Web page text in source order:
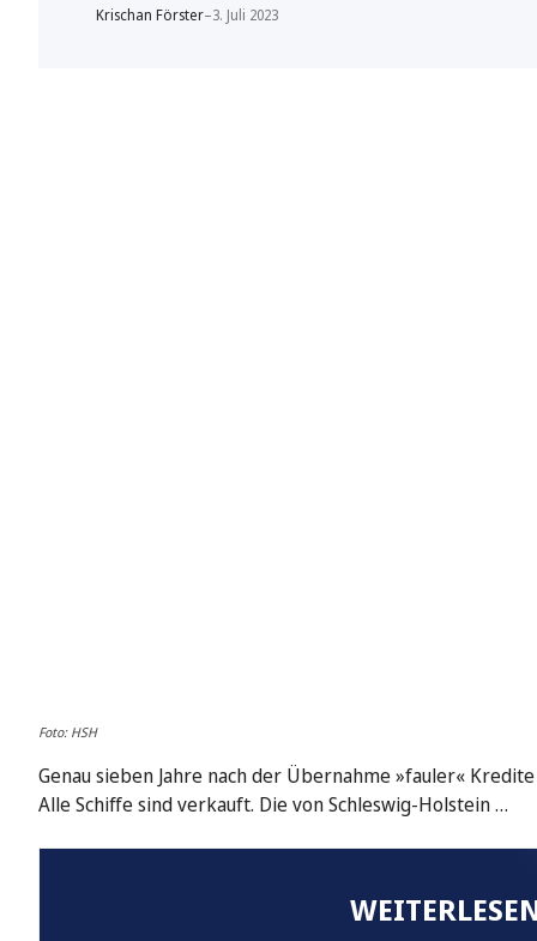
Krischan Förster–3. Juli 2023
Foto: HSH
Genau sieben Jahre nach der Übernahme »fauler«
Alle Schiffe sind verkauft. Die von Schleswig-Holstein …